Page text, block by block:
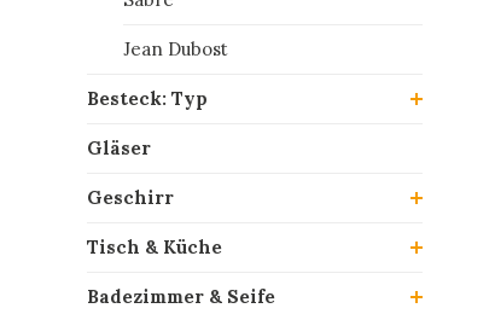
Jean Dubost
Besteck: Typ
Gläser
Geschirr
Tisch & Küche
Badezimmer & Seife